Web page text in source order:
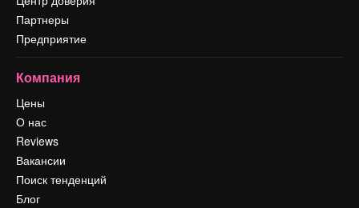
Партнеры
Предприятие
Компания
Цены
О нас
Reviews
Вакансии
Поиск тенденций
Блог